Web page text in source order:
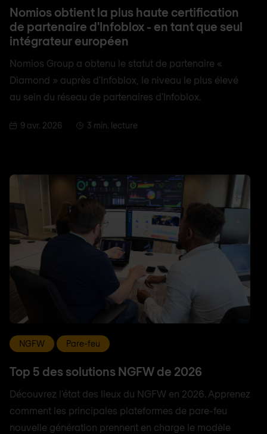
Nomios obtient la plus haute certification
de partenaire d'Infoblox - en tant que seul
intégrateur européen
Nomios Group a obtenu le statut de partenaire «
Diamond » auprès d'Infoblox, le niveau le plus élevé
au sein du réseau de partenaires d'Infoblox.
9 avr. 2026 3 min. lecture
NGFW Pare-feu
Top 5 des solutions NGFW de 2026
Découvrez l'état des lieux du NGFW en 2026. Apprenez
comment les principales plateformes de pare-feu
nouvelle génération prennent en charge le modèle